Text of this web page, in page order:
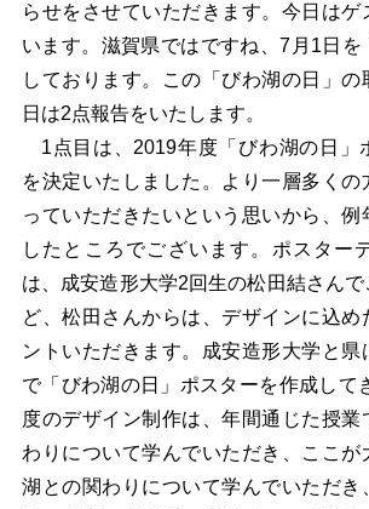
らせをさせていただきます。今日はゲ
います。滋賀県ではですね、7月1日を
しております。この「びわ湖の日」の
日は2点報告をいたします。
1点目は、2019年度「びわ湖の日」
を決定いたしました。より一層多くの
っていただきたいという思いから、例
したところでございます。ポスター
は、成安造形大学2回生の松田結さん
ど、松田さんからは、デザインに込め
ントいただきます。成安造形大学と県
で「びわ湖の日」ポスターを作成して
度のデザイン制作は、年間通じた授業
わりについて学んでいただき、ここが
湖との関わりについて学んでいただき